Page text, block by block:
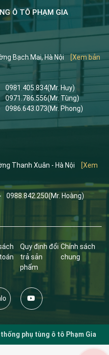
Ô TÔ PHẠM GIA
Bạch Mai, Hà Nội
[Xem bản
0981.405.834(Mr. Huy)
0971.786.556(Mr. Tùng)
0986.643.073(Mr. Phong)
Thanh Xuân - Hà Nội
[Xem
- 0988.842.250(Mr. Hoàng)
Quy định đổi
trả sản
phẩm
Chính sách
chung
thống phụ tùng ô tô Phạm Gia